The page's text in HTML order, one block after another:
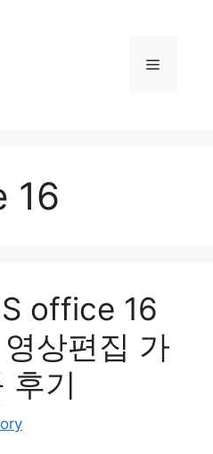
메
16
office 16
상편집 가
후기